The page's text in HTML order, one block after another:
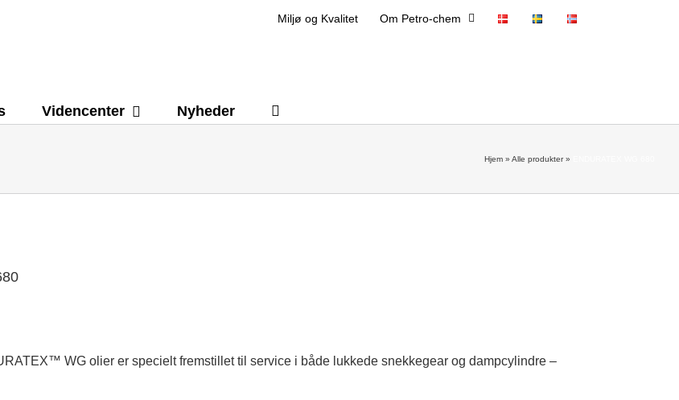
Miljø og Kvalitet Om Petro-chem
Videncenter Nyheder
Hjem » Alle produkter»
WG olier er specielt fremstillet til service i både lukkede snekkegear og dampcylindre –